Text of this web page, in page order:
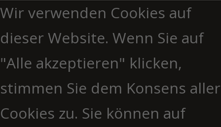
Wir verwenden Cookies auf
dieser Website. Wenn Sie auf
"Alle akzeptieren" klicken,
stimmen Sie dem Konsens aller
Cookies zu. Sie können auf